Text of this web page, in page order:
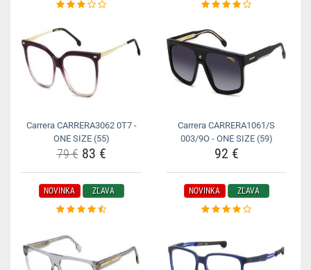
Carrera CARRERA3062 0T7 -
ONE SIZE (55)
79 €83 €
Carrera CARRERA1061/S
003/9O - ONE SIZE (59)
92 €
NOVINKA ZĽAVA NOVINKA ZĽAVA